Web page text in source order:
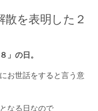
を表明した２
８」の日。
お世話をすると言う意
なる日なので